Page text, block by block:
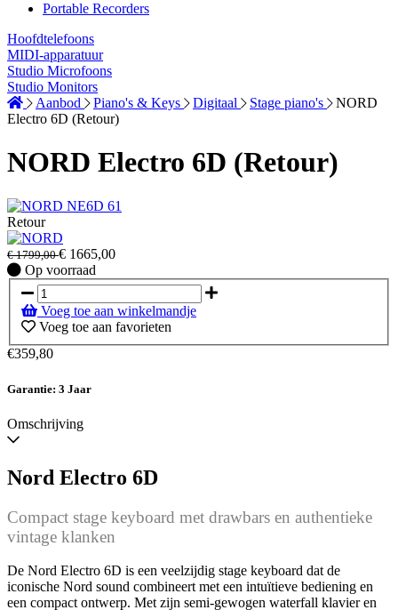
Portable Recorders
Hoofdtelefoons
MIDI-apparatuur
Studio Microfoons
Studio Monitors
Aanbod
Piano's & Keys Digitaal Stage piano's
NORD
Electro 6D (Retour)
NORD Electro 6D (Retour)
Retour
€1799,00€ 1665,00
Op
voorraad
Op voorraad
Voeg toe aan winkelmandje
Voeg toe aan favorieten
€359,80
Garantie: 3 Jaar
Omschrijving
Nord Electro 6D
Compact stage keyboard met drawbars en authentieke
vintage klanken
De Nord Electro 6D is een veelzijdig stage keyboard dat de
iconische Nord sound combineert met een intuïtieve bediening en
een compact ontwerp. Met zijn semi-gewogen waterfall klavier en